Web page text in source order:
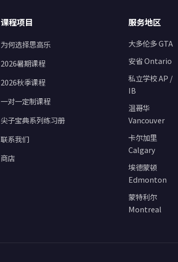
课程项目
为何选择思高乐
2026暑期课程
2026秋季课程
一对一定制课程
尖子宝典系列练习册
联系我们
商店
服务地区
大多伦多 GTA
安省 Ontario
私立学校 AP /
IB
温哥华
Vancouver
卡尔加里
Calgary
埃德蒙顿
Edmonton
蒙特利尔
Montreal